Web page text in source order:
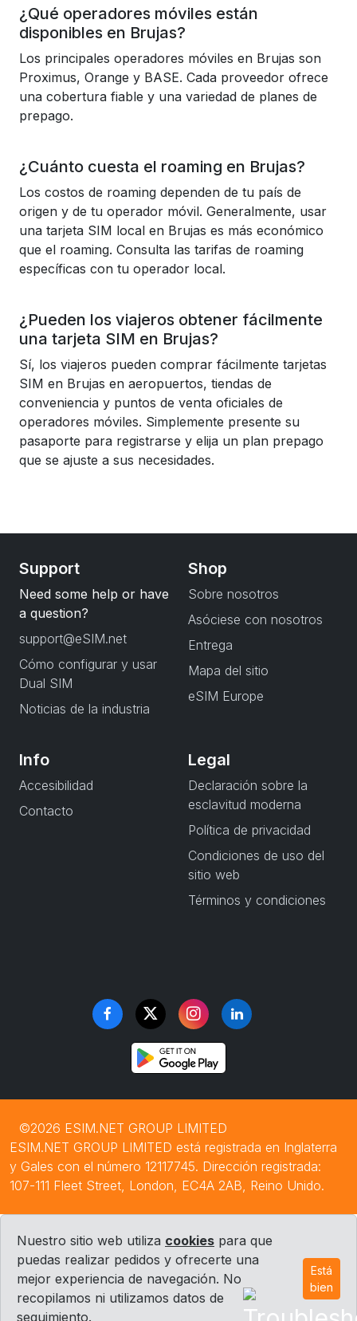
¿Qué operadores móviles están
disponibles en Brujas?
Los principales operadores móviles en Brujas son
Proximus, Orange y BASE. Cada proveedor ofrece
una cobertura fiable y una variedad de planes de
prepago.
¿Cuánto cuesta el roaming en Brujas?
Los costos de roaming dependen de tu país de
origen y de tu operador móvil. Generalmente, usar
una tarjeta SIM local en Brujas es más económico
que el roaming. Consulta las tarifas de roaming
específicas con tu operador local.
¿Pueden los viajeros obtener fácilmente
una tarjeta SIM en Brujas?
Sí, los viajeros pueden comprar fácilmente tarjetas
SIM en Brujas en aeropuertos, tiendas de
conveniencia y puntos de venta oficiales de
operadores móviles. Simplemente presente su
pasaporte para registrarse y elija un plan prepago
que se ajuste a sus necesidades.
Support
Need some help or have
a question?
support@eSIM.net
Cómo configurar y usar
Dual SIM
Noticias de la industria
Shop
Sobre nosotros
Asóciese con nosotros
Entrega
Mapa del sitio
eSIM Europe
Info
Accesibilidad
Contacto
Legal
Declaración sobre la
esclavitud moderna
Política de privacidad
Condiciones de uso del
sitio web
Términos y condiciones
©2026 ESIM.NET GROUP LIMITED
ESIM.NET GROUP LIMITED está registrada en Inglaterra
y Gales con el número 12117745. Dirección registrada:
107-111 Fleet Street, London, EC4A 2AB, Reino Unido.
Nuestro sitio web utiliza cookies para que
puedas realizar pedidos y ofrecerte una
mejor experiencia de navegación. No
recopilamos ni utilizamos datos de
seguimiento.
Está
bien